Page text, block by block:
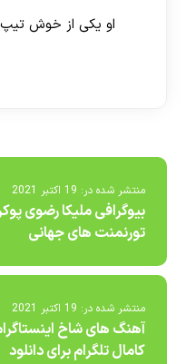
او یکی از خوش تیپ
منتشر شده در: 19 اکتبر 2021
بیوگرافی ملیکا رضوی
تورنمنت های جهانی
منتشر شده در: 19 اکتبر 2021
کامال تلگرام برای دانلود